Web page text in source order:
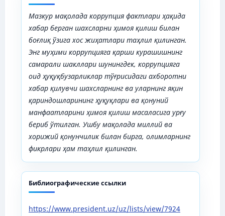
Мазкур мақолада коррупция фактлари ҳақида
хабар берган шахсларни ҳимоя қилиш билан
боғлиқўзига хос жиҳатлари таҳлил қилинган.
Энг муҳими коррупцияга қарши курашишнинг
самарали шакллари шунингдек, коррупцияга
оид ҳуқуқбузарликлар тўғрисидаги ахборотни
хабар қилувчи шахсларнинг ва уларнинг яқин
қариндошларининг ҳуқуқлари ва қонуний
манфаатларини ҳимоя қилиш масаласига урғу
бериб ўтилган. Ушбу мақолада миллий ва
хорижий қонунчилик билан бирга, олимларнинг
фикрлари ҳам таҳлил қилинган.
Библиографические ссылки
https://www.president.uz/uz/lists/view/7924